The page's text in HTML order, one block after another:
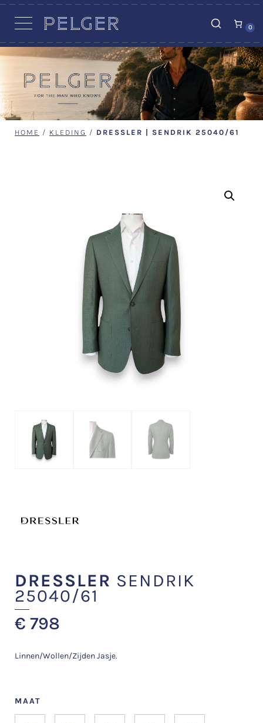
0
HOME / KLEDING / DRESSLER | SENDRIK 25040/61
DRESSLER SENDRIK
25040/61
€ 798
Linnen/Wollen/Zijden Jasje.
MAAT